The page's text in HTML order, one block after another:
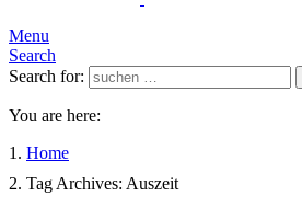
Menu
Search
Search for:
You are here:
Home
Tag Archives: Auszeit